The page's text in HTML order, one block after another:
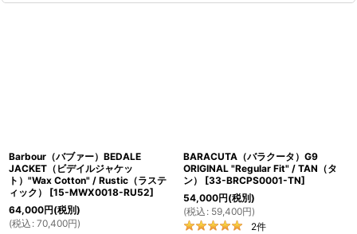
Barbour（バブァー）BEDALE
JACKET（ビデイルジャケッ
ト）"Wax Cotton" / Rustic（ラステ
ィック）
[15-MWX0018-RU52]
64,000円(税別)
(税込 : 70,400円)
BARACUTA（バラクータ）G9
ORIGINAL "Regular Fit" / TAN（タ
ン）
[33-BRCPS0001-TN]
54,000円(税別)
(税込 : 59,400円)
2件